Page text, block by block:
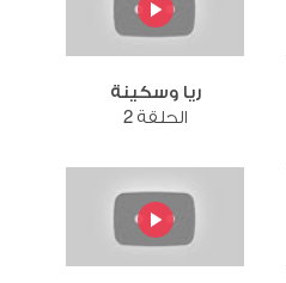
ريا وسكينة
الحلقة 2